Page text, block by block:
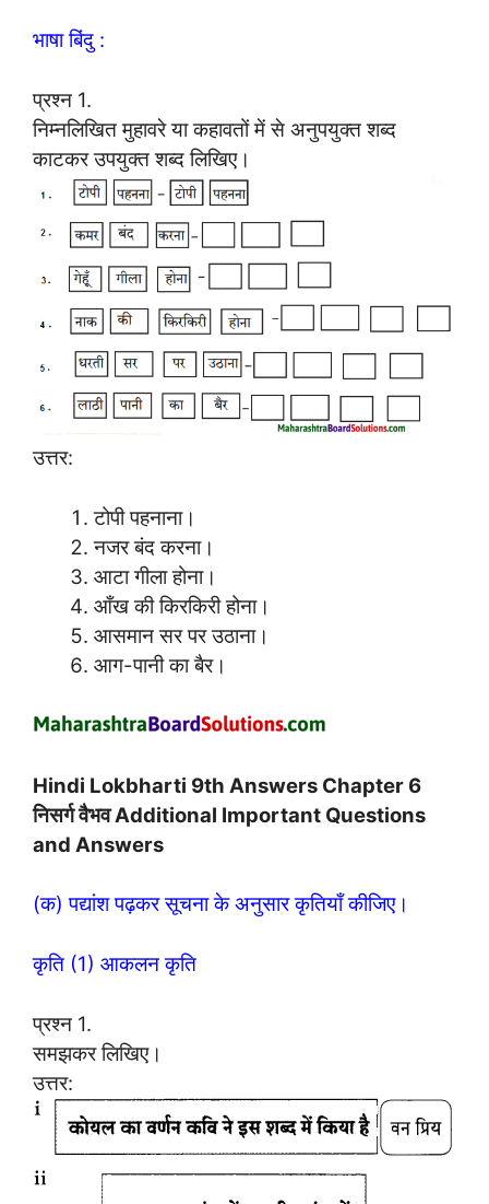
भाषा बिंदु :
प्रश्न 1.
निम्नलिखित मुहावरे या कहावतों में से अनुपयुक्त शब्द
काटकर उपयुक्त शब्द लिखिए।
उत्तर:
टोपी पहनाना।
नजर बंद करना।
आटा गीला होना।
आँख की किरकिरी होना।
आसमान सर पर उठाना।
आग-पानी का बैर।
Hindi Lokbharti 9th Answers Chapter 6
निसर्ग वैभव Additional Important Questions
and Answers
(क) पद्यांश पढ़कर सूचना के अनुसार कृतियाँ कीजिए।
कृति (1) आकलन कृति
प्रश्न 1.
समझकर लिखिए।
उत्तर: